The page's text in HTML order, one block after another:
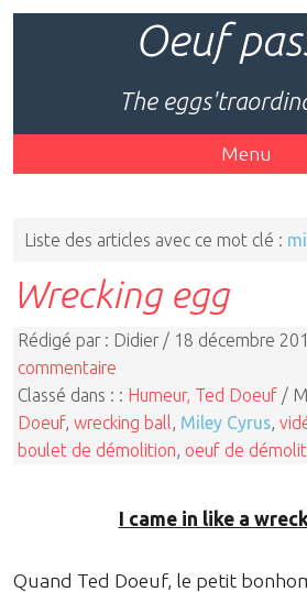
Oeuf
The
Menu
Liste des articles avec ce mot clé :
Wrecking egg
Rédigé par : Didier / 18 décembre
commentaire
Classé dans : : Humeur, Ted Doeuf /
Doeuf, wrecking ball Miley Cyrus
boulet de démolition oeuf de
I came in like a
Quand Ted Doeuf, le petit